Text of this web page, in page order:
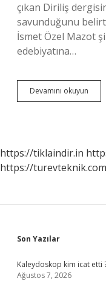
çıkan Diriliş
savunduğunu
İsmet Özel Mazot
edebiyatına…
Devamını okuyun
Ismet
https://tiklaindir.in
https://
Sidebar
Son Yazılar
Kaleydoskop kim icat etti
Ağustos 7, 2026